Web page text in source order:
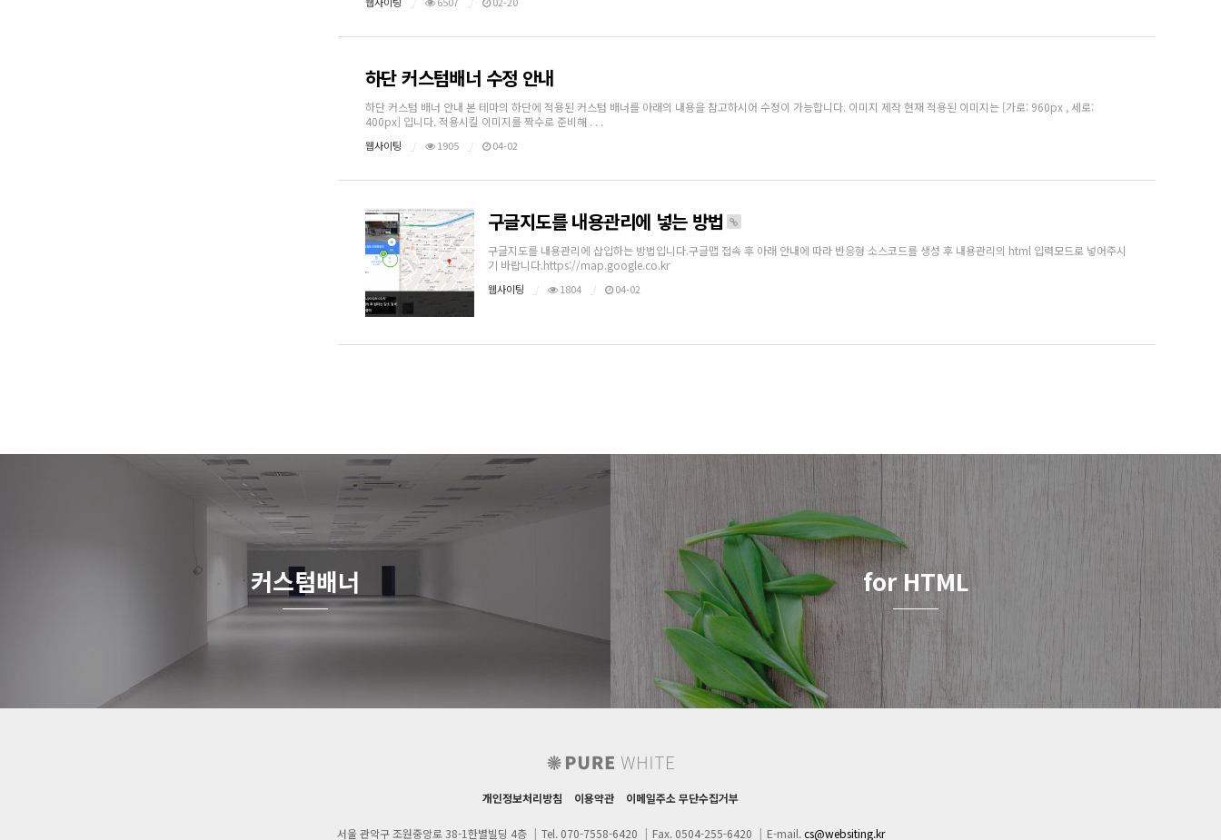
하단 커스텀배너 수정 안내
하단 커스텀 배너 안내 본 테마의 하단에 적용된 커스텀 배너를 아래의 내용을 참고하시어 수정이 가능합니다. 이미지 제작 현재 적용된 이미지는 [가로: 960px , 세로:
400px] 입니다. 적용시킬 이미지를 짝수로 준비해 . . .
웹사이팅 1905 04-02
구글지도를 내용관리에 넣는 방법
구글지도를 내용관리에 삽입하는 방법입니다.구글맵 접속 후 아래 안내에 따라 반응형 소스코드를 생성 후 내용관리의 html 입력모드로 넣어주시
기 바랍니다.https://map.google.co.kr
웹사이팅 1804 04-02
커스텀배너 for HTML
개인정보처리방침 이용약관 이메일주소 무단수집거부
서울 관악구 조원중앙로 38-1한별빌딩 4층 | Tel. 070-7558-6420 | Fax. 0504-255-6420 | E-mail.cs@websiting.kr